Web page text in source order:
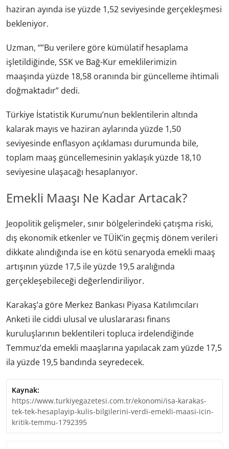
haziran ayında ise yüzde 1,52 seviyesinde gerçekleşmesi
bekleniyor.
Uzman, “”Bu verilere göre kümülatif hesaplama
işletildiğinde, SSK ve Bağ-Kur emeklilerimizin
maaşında yüzde 18,58 oranında bir güncelleme ihtimali
doğmaktadır” dedi.
Türkiye İstatistik Kurumu’nun beklentilerin altında
kalarak mayıs ve haziran aylarında yüzde 1,50
seviyesinde enflasyon açıklaması durumunda bile,
toplam maaş güncellemesinin yaklaşık yüzde 18,10
seviyesine ulaşacağı hesaplanıyor.
Emekli Maaşı Ne Kadar Artacak?
Jeopolitik gelişmeler, sınır bölgelerindeki çatışma riski,
dış ekonomik etkenler ve TÜİK’in geçmiş dönem verileri
dikkate alındığında ise en kötü senaryoda emekli maaş
artışının yüzde 17,5 ile yüzde 19,5 aralığında
gerçekleşebileceği değerlendiriliyor.
Karakaş’a göre Merkez Bankası Piyasa Katılımcıları
Anketi ile ciddi ulusal ve uluslararası finans
kuruluşlarının beklentileri topluca irdelendiğinde
Temmuz’da emekli maaşlarına yapılacak zam yüzde 17,5
ila yüzde 19,5 bandında seyredecek.
Kaynak:
https://www.turkiyegazetesi.com.tr/ekonomi/isa-karakas-
tek-tek-hesaplayip-kulis-bilgilerini-verdi-emekli-maasi-icin-
kritik-temmu-1792395